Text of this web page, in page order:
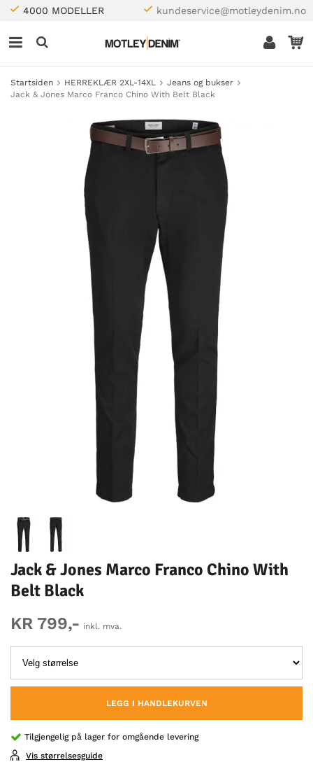
4000 MODELLER kundeservice@motleydenim.no
Startsiden HERREKLÆR 2XL-14XL
Jeans og bukser
Jack & Jones Marco Franco Chino With Belt Black
Jack & Jones Marco Franco Chino With
Belt Black
KR 799,- inkl. mva.
LEGG I HANDLEKURVEN
Tilgjengelig på lager for omgående levering
Vis størrelsesguide